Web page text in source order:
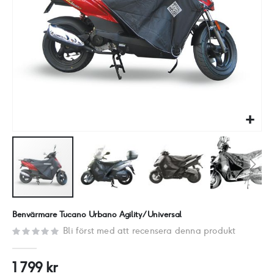
början
bildgalleriet
Benvärmare Tucano Urbano Agility/Universal
Bli först med att recensera denna produkt
1 799 kr